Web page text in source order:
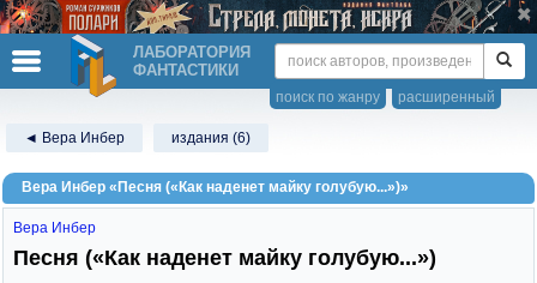
ЛАБОРАТОРИЯ
ФАНТАСТИКИ
расширенный
поиск по жанру
◄ Вера Инбер издания (6)
Вера Инбер «Песня («Как наденет майку голубую...»)»
Вера Инбер
Песня («Как наденет майку голубую...»)